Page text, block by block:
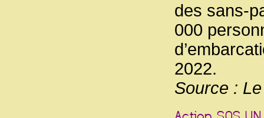
des sans-
000
2022.
Source :